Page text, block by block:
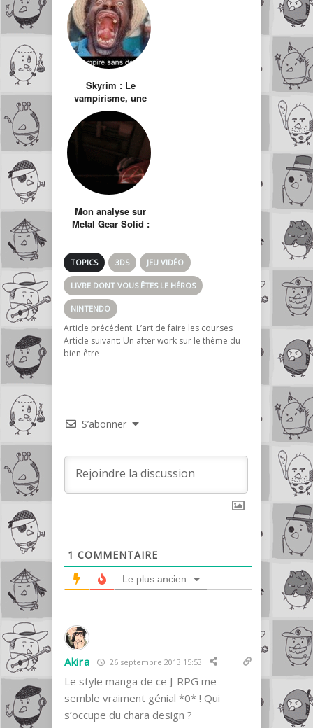
Skyrim : Le
vampirisme, une
connerie injouable
Mon analyse sur
Metal Gear Solid :
TOPICS 3DS JEU VIDÉO
LIVRE DONT VOUS ÊTES LE HÉROS
NINTENDO
Article précédent: L’art de faire les courses
Article suivant: Un after work sur le thème du
bien être
S’abonner
1 COMMENTAIRE
Le plus ancien
Akira 26 septembre 2013 15:53
Le style manga de ce J-RPG me
semble vraiment génial *0* ! Qui
s’occupe du chara design ?